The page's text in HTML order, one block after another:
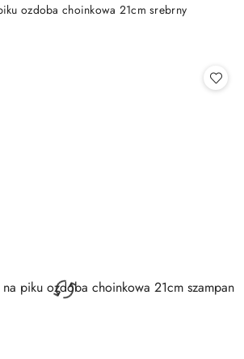
ozdoba choinkowa 21cm srebrny